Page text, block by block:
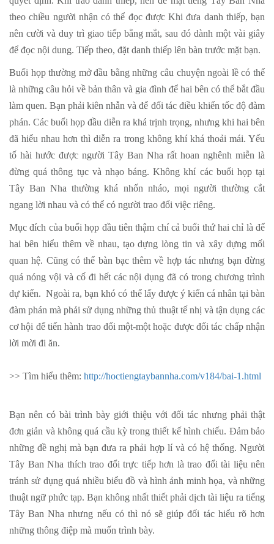
theo chiều người nhận có thể đọc được Khi đưa danh thiếp, bạn
nên cười và duy trì giao tiếp bằng mắt, sau đó dành một vài giây
để đọc nội dung. Tiếp theo, đặt danh thiếp lên bàn trước mặt bạn.
Buổi họp thường mở đầu bằng những câu chuyện ngoài lề có thể
là những câu hỏi về bản thân và gia đình để hai bên có thể bắt đầu
làm quen. Bạn phải kiên nhẫn và để đối tác điều khiển tốc độ đàm
phán. Các buổi họp đầu diễn ra khá trịnh trọng, nhưng khi hai bên
đã hiểu nhau hơn thì diễn ra trong không khí khá thoải mái. Yếu
tố hài hước được người Tây Ban Nha rất hoan nghênh miễn là
đừng quá thông tục và nhạo báng. Không khí các buổi họp tại
Tây Ban Nha thường khá nhốn nháo, mọi người thường cắt
ngang lời nhau và có thể có người trao đổi việc riêng.
Mục đích của buổi họp đầu tiên thậm chí cả buổi thứ hai chỉ là để
hai bên hiểu thêm về nhau, tạo dựng lòng tin và xây dựng mối
quan hệ. Cũng có thể bàn bạc thêm về hợp tác nhưng bạn đừng
quá nóng vội và cố đi hết các nội dụng đã có trong chương trình
dự kiến. Ngoài ra, bạn khó có thể lấy được ý kiến cá nhân tại bàn
đàm phán mà phải sử dụng những thủ thuật tế nhị và tận dụng các
cơ hội để tiến hành trao đổi một-một hoặc được đối tác chấp nhận
lời mời đi ăn.
>> Tìm hiểu thêm: http://hoctiengtaybannha.com/v184/bai-1.html
Bạn nên có bài trình bày giới thiệu với đối tác nhưng phải thật
đơn giản và không quá cầu kỳ trong thiết kế hình chiếu. Đảm bảo
những đề nghị mà bạn đưa ra phải hợp lí và có hệ thống. Người
Tây Ban Nha thích trao đổi trực tiếp hơn là trao đổi tài liệu nên
tránh sử dụng quá nhiều biểu đồ và hình ảnh minh họa, và những
thuật ngữ phức tạp. Bạn không nhất thiết phải dịch tài liệu ra tiếng
Tây Ban Nha nhưng nếu có thì nó sẽ giúp đối tác hiểu rõ hơn
những thông điệp mà muốn trình bày.